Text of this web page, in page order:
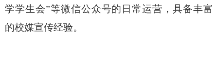
学学生会”等微信公众号的日常运营，具备丰富
的校媒宣传经验。